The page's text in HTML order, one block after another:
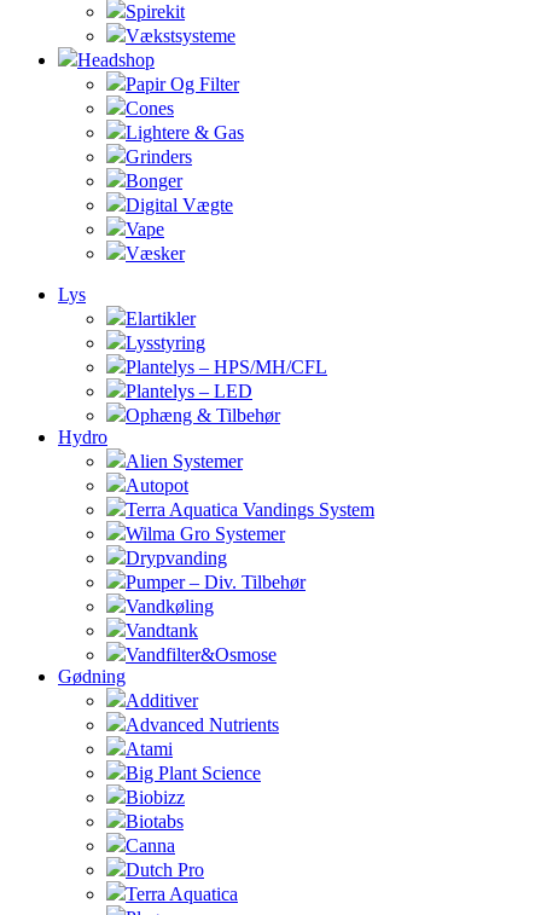
Spirekit
Vækstsysteme
Headshop
Papir Og Filter
Cones
Lightere & Gas
Grinders
Bonger
Digital Vægte
Vape
Væsker
Lys
Elartikler
Lysstyring
Plantelys – HPS/MH/CFL
Plantelys – LED
Ophæng & Tilbehør
Hydro
Alien Systemer
Autopot
Terra Aquatica Vandings System
Wilma Gro Systemer
Drypvanding
Pumper – Div. Tilbehør
Vandkøling
Vandtank
Vandfilter&Osmose
Gødning
Additiver
Advanced Nutrients
Atami
Big Plant Science
Biobizz
Biotabs
Canna
Dutch Pro
Terra Aquatica